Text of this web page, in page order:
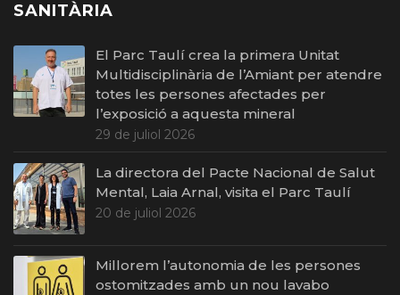
SANITÀRIA
El Parc Taulí crea la primera Unitat
Multidisciplinària de l’Amiant per atendre
totes les persones afectades per
l’exposició a aquesta mineral
29 de juliol 2026
La directora del Pacte Nacional de Salut
Mental, Laia Arnal, visita el Parc Taulí
20 de juliol 2026
Millorem l’autonomia de les persones
ostomitzades amb un nou lavabo